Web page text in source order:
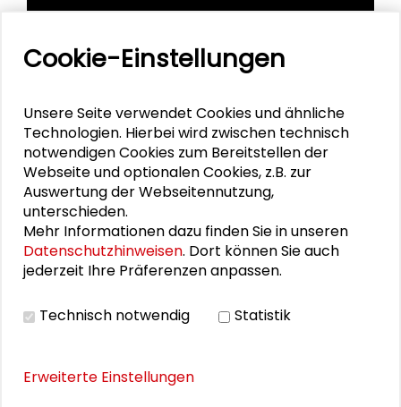
Personen im Kontext
Klaus-Dieter Altmeppen
Thomas Pleil
Alexander Gemeinhardt
Cookie-Einstellungen
Unsere Seite verwendet Cookies und ähnliche
Technologien. Hierbei wird zwischen technisch
notwendigen Cookies zum Bereitstellen der
Webseite und optionalen Cookies, z.B. zur
Auswertung der Webseitennutzung,
unterschieden.
Mehr Informationen dazu finden Sie in unseren
Datenschutzhinweisen. Dort können Sie auch
jederzeit Ihre Präferenzen anpassen.
Technisch notwendig Statistik
Erweiterte Einstellungen